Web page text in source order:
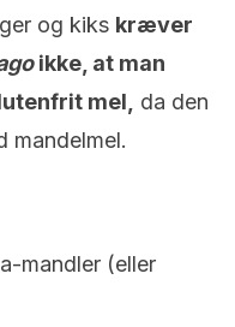
og kiks kræver
ikke, at man
mel,
da den
mandelmel.
mandler (eller